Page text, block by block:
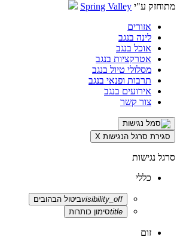
מתוחזק ע"י Spring Valley
אזורים
לינה בנגב
אוכל בנגב
אטרקציות בנגב
מסלולי טיול בנגב
תרבות ופנאי בנגב
אירועים בנגב
צור קשר
סגירת סרגל הנגישות X
סרגל נגישות
כללי
visibility_offביטול הבהובים
titleסימון כותרות
זום